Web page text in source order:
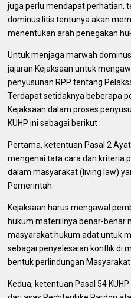
juga perlu mendapat perhatian,
dominus litis tentunya akan
menentukan arah penegakan
Untuk menjaga marwah
jajaran Kejaksaan untuk
penyusunan RPP tentang
Terdapat setidaknya beberapa
Kejaksaan dalam proses
KUHP ini sebagai berikut :
Pertama, ketentuan Pasal 2
mengenai tata cara dan kriteria
dalam masyarakat (living law)
Pemerintah.
Kejaksaan harus mengawal
hukum materiilnya benar-benar
masyarakat hukum adat untuk
sebagai penyelesaian konflik di
bentuk perlindungan
Kedua, ketentuan Pasal 54